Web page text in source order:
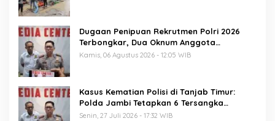
Dugaan Penipuan Rekrutmen Polri 2026
Terbongkar, Dua Oknum Anggota
Diamankan Propam Polda Jambi
Kamis, 06 Agustus 2026 - 12:05 WIB
Kasus Kematian Polisi di Tanjab Timur:
Polda Jambi Tetapkan 6 Tersangka
Termasuk 5 Anggota Polri
Senin, 27 Juli 2026 - 17:32 WIB